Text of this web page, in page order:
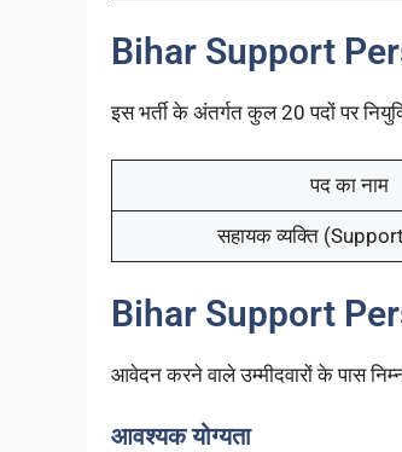
Bihar Support
इस भर्ती के अंतर्गत कुल 20 पदों पर
पद का नाम
सहायक व्यक्ति
Bihar Support
आवेदन करने वाले उम्मीदवारों के पास
आवश्यक योग्यता